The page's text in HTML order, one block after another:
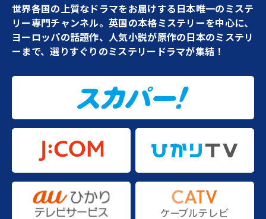
世界各国の上質なドラマをお届けする日本唯一のミステ
リー専門チャンネル。英国の本格ミステリーを中心に、
ヨーロッパの話題作、人気小説が原作の日本のミステリ
ーまで、選りすぐりのミステリードラマが集結！